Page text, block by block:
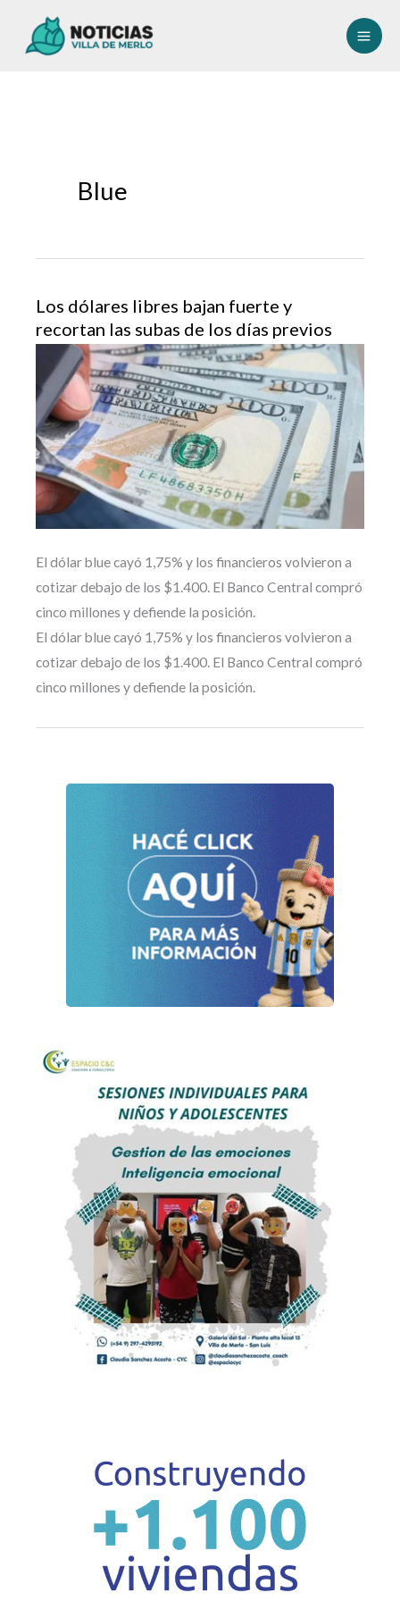
Blue
Los dólares libres bajan fuerte y
recortan las subas de los días previos
El dólar blue cayó 1,75% y los financieros volvieron a
cotizar debajo de los $1.400. El Banco Central compró
cinco millones y defiende la posición.
El dólar blue cayó 1,75% y los financieros volvieron a
cotizar debajo de los $1.400. El Banco Central compró
cinco millones y defiende la posición.